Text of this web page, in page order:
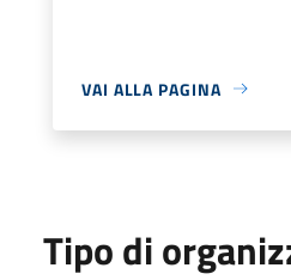
VAI ALLA PAGINA
Tipo di